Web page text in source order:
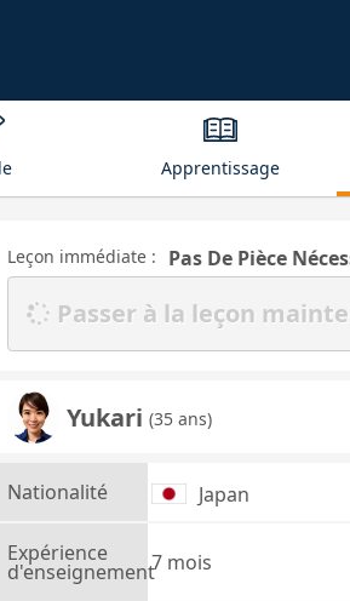
Apprentissage
Leçon immédiate : Pas De Pièce
Passer à la leçon
Yukari (35 ans)
Nationalité Japan
Expérience
d'enseignement7 mois